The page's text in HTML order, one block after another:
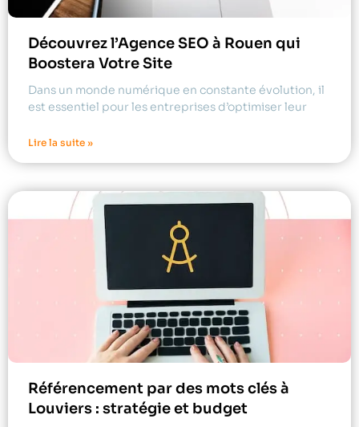
Découvrez l’Agence SEO à Rouen qui
Boostera Votre Site
Dans un monde numérique en constante évolution, il
est essentiel pour les entreprises d’optimiser leur
Lire la suite »
Référencement par des mots clés à
Louviers : stratégie et budget